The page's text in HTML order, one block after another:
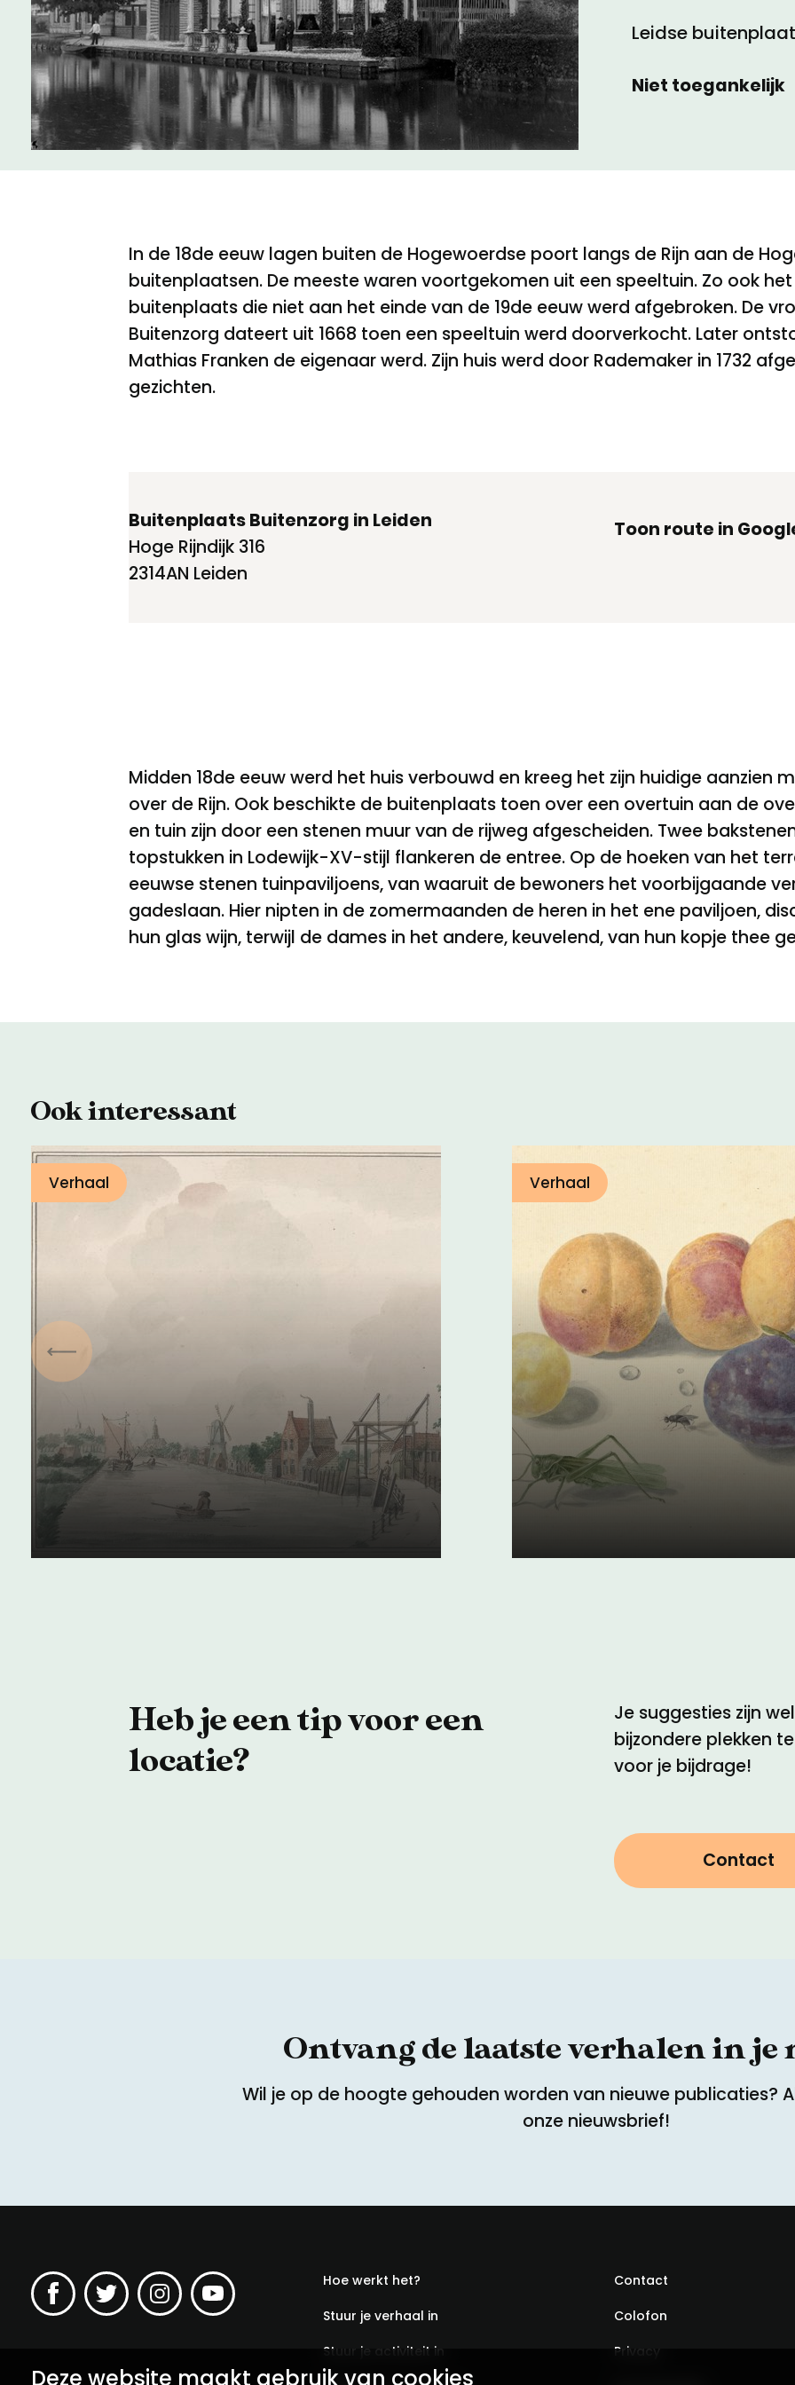
Deze website maakt gebruik van cookies
Meld een archeologische vondst
Nieuwsbrief
Toegankelijkheid
Privacyverklaring
Nieuwsbrief
Voorwaarden
Privacyverklaring
Leidse
Niet toegankelijk
In de 18de eeuw lagen buiten de Hogewoerdse poort langs de Rijn aan de
buitenplaatsen. De meeste waren voortgekomen uit een speeltuin. Zo ook
buitenplaats die niet aan het einde van de 19de eeuw werd afgebroken. De
Buitenzorg dateert uit 1668 toen een speeltuin werd doorverkocht. Later
Mathias Franken de eigenaar werd. Zijn huis werd door Rademaker in 1732
gezichten.
Buitenplaats Buitenzorg in Leiden
Hoge Rijndijk 316
2314AN Leiden
Toon route in
Midden 18de eeuw werd het huis verbouwd en kreeg het zijn huidige aanzien
over de Rijn. Ook beschikte de buitenplaats toen over een overtuin aan de
en tuin zijn door een stenen muur van de rijweg afgescheiden. Twee
topstukken in Lodewijk-XV-stijl flankeren de entree. Op de hoeken van het
eeuwse stenen tuinpaviljoens, van waaruit de bewoners het voorbijgaande
gadeslaan. Hier nipten in de zomermaanden de heren in het ene paviljoen,
hun glas wijn, terwijl de dames in het andere, keuvelend, van hun kopje thee
Ook interessant
Trekschuiten over de Oude
Rijn
Verhaal
De opkomst van de
tuinbouw
Verhaal
Vorige
Heb je een tip voor een
locatie?
Je suggesties zijn
bijzondere plekken
voor je bijdrage!
Contact
Ontvang de laatste verhalen in je
Wil je op de hoogte gehouden worden van nieuwe publicaties?
onze nieuwsbrief!
Hoe werkt het?
Stuur je verhaal in
Stuur je activiteit in
Contact
Colofon
Privacy